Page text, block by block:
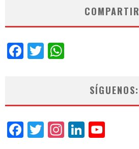
Facebook
Twitter
SÍGUENOS:
Facebook
Twitter
Instagram
LinkedIn